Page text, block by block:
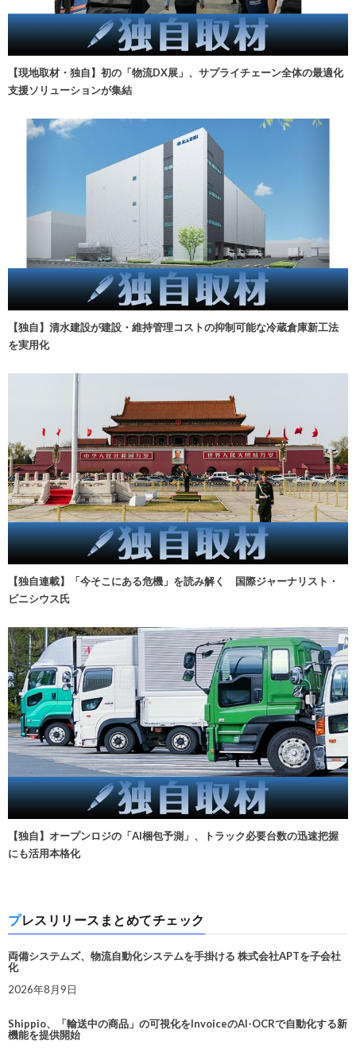
【現地取材・独自】初の「物流DX展」、サプライチェーン全体の最適化
支援ソリューションが集結
【独自】清水建設が建設・維持管理コストの抑制可能な冷蔵倉庫新工法
を実用化
【独自連載】「今そこにある危機」を読み解く 国際ジャーナリスト・
ビニシウス氏
【独自】オープンロジの「AI梱包予測」、トラック必要台数の迅速把握
にも活用本格化
プレスリリースまとめてチェック
両備システムズ、物流自動化システムを手掛ける 株式会社APTを子会社
化
2026年8月9日
Shippio、「輸送中の商品」の可視化をInvoiceのAI-OCRで自動化する新
機能を提供開始